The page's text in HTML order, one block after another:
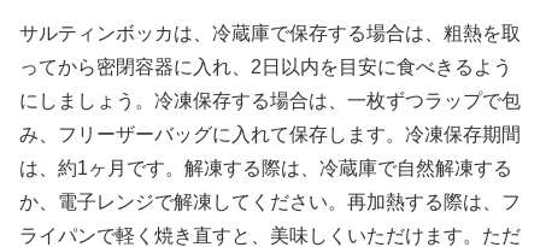
サルティンボッカは、冷蔵庫で保存する場合は、粗熱を取
ってから密閉容器に入れ、2日以内を目安に食べきるよう
にしましょう。冷凍保存する場合は、一枚ずつラップで包
み、フリーザーバッグに入れて保存します。冷凍保存期間
は、約1ヶ月です。解凍する際は、冷蔵庫で自然解凍する
か、電子レンジで解凍してください。再加熱する際は、フ
ライパンで軽く焼き直すと、美味しくいただけます。ただ